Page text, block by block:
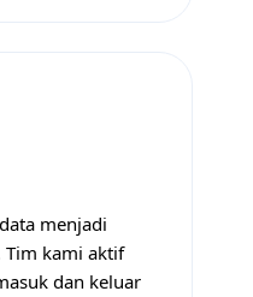
menjadi
Tim kami aktif
dan keluar